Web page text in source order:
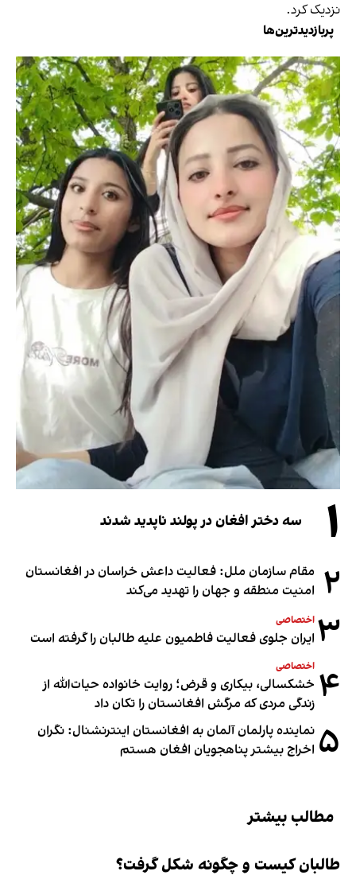
نزدیک کرد.
پربازدیدترین‌ها
۱ سه دختر افغان در پولند ناپدید شدند
۲ مقام سازمان ملل: فعالیت داعش خراسان در افغانستان
امنیت منطقه و جهان را تهدید می‌کند
۳ اختصاصی
ایران جلوی فعالیت فاطمیون علیه طالبان را گرفته است
۴ اختصاصی
خشکسالی، بیکاری و قرض؛ روایت خانواده حیات‌الله از
زندگی مردی که مرگش افغانستان را تکان داد
۵ نماینده پارلمان آلمان به افغانستان اینترنشنال: نگران
اخراج بیشتر پناهجویان افغان هستم
مطالب بیشتر
طالبان کیست و چگونه شکل گرفت؟